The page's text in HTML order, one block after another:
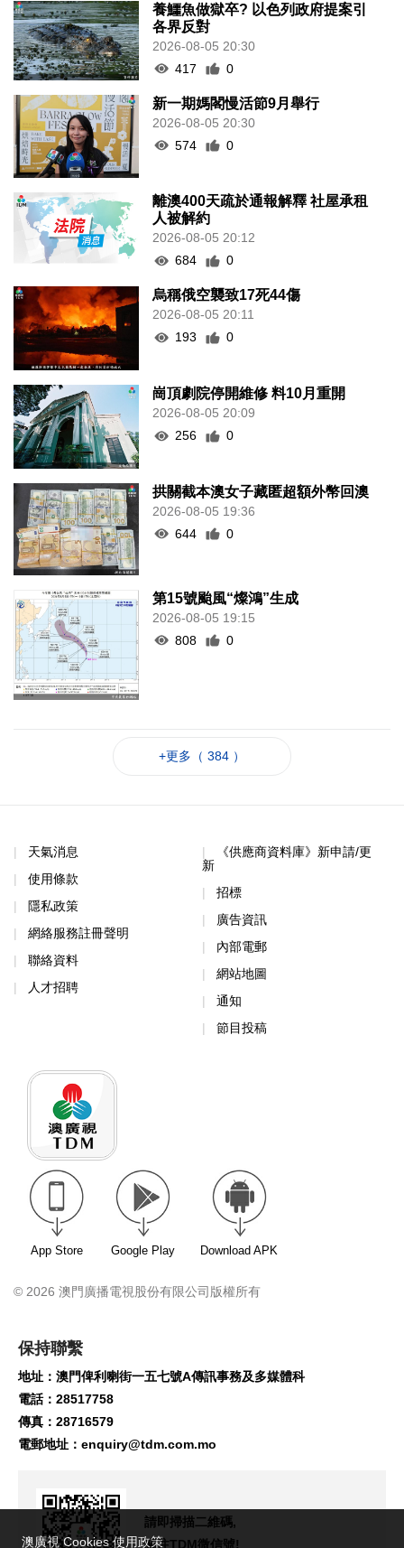
養鱷魚做獄卒? 以色列政府提案引
各界反對
2026-08-05 20:30
417
0
新一期媽閣慢活節9月舉行
2026-08-05 20:30
574
0
離澳400天疏於通報解釋 社屋承租
人被解約
2026-08-05 20:12
684
0
烏稱俄空襲致17死44傷
2026-08-05 20:11
193
0
崗頂劇院停開維修 料10月重開
2026-08-05 20:09
256
0
拱關截本澳女子藏匿超額外幣回澳
2026-08-05 19:36
644
0
第15號颱風“燦鴻”生成
2026-08-05 19:15
808
0
+更多（ 384 ）
天氣消息
使用條款
隱私政策
網絡服務註冊聲明
聯絡資料
人才招聘
《供應商資料庫》新申請/更
新
招標
廣告資訊
內部電郵
網站地圖
通知
節目投稿
App Store Google Play Download APK
© 2026 澳門廣播電視股份有限公司版權所有
保持聯繫
地址：澳門俾利喇街一五七號A傳訊事務及多媒體科
電話：28517758
傳真：28716579
電郵地址： enquiry@tdm.com.mo
請即掃描二維碼,
關注TDM微信號!
澳廣視 Cookies 使用政策